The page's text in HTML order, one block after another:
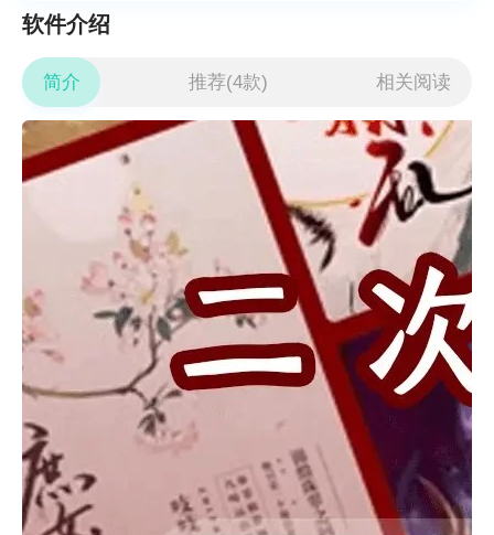
软件介绍
简介 推荐(4款) 相关阅读